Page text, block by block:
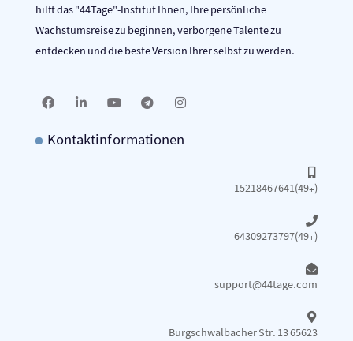
hilft das "44Tage"-Institut Ihnen, Ihre persönliche
Wachstumsreise zu beginnen, verborgene Talente zu
entdecken und die beste Version Ihrer selbst zu werden.
Kontaktinformationen
15218467641(49+)
64309273797(49+)
support@44tage.com​
Burgschwalbacher Str. 13 65623